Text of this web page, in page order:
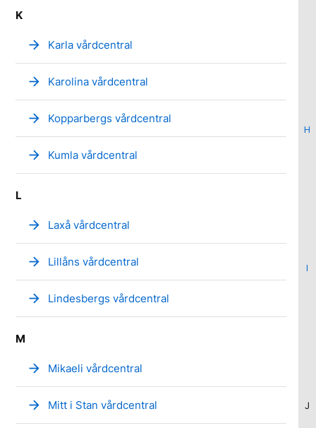
H
I
J
K
arrow_forward Karla vårdcentral
arrow_forward Karolina vårdcentral
arrow_forward Kopparbergs vårdcentral
arrow_forward Kumla vårdcentral
L
arrow_forward Laxå vårdcentral
arrow_forward Lillåns vårdcentral
arrow_forward Lindesbergs vårdcentral
M
arrow_forward Mikaeli vårdcentral
arrow_forward Mitt i Stan vårdcentral